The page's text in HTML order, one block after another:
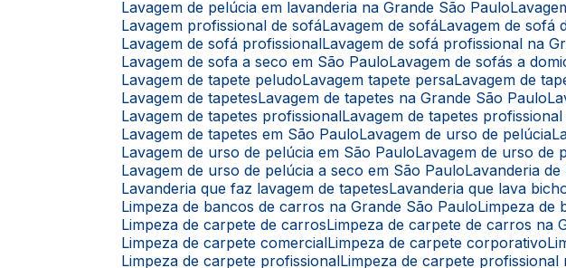
Lavagem de pelúcia em lavanderia na Grande São Paulo
Lavagem profissional de sofá Lavagem de sofá Lavagem de sofá
Lavagem de sofá profissional Lavagem de sofá profissional na
Lavagem de sofa a seco em São Paulo Lavagem de sofás a
Lavagem de tapete peludo Lavagem tapete persa Lavagem de
Lavagem de tapetes Lavagem de tapetes na Grande São Paulo
Lavagem de tapetes profissional Lavagem de tapetes
Lavagem de tapetes em São Paulo Lavagem de urso de pelúcia
Lavagem de urso de pelúcia em São Paulo Lavagem de urso de
Lavagem de urso de pelúcia a seco em São Paulo Lavanderia
Lavanderia que faz lavagem de tapetes Lavanderia que lava
Limpeza de bancos de carros na Grande São Paulo Limpeza
Limpeza de carpete de carros Limpeza de carpete de carros na
Limpeza de carpete comercial Limpeza de carpete corporativo
Limpeza de carpete profissional Limpeza de carpete